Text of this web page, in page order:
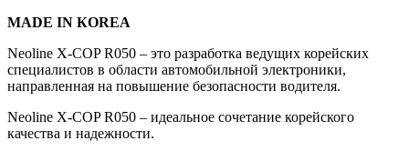
MADE IN КOREA
Neoline X-COP R050 – это разработка ведущих корейских
специалистов в области автомобильной электроники,
направленная на повышение безопасности водителя.
Neoline X-COP R050 – идеальное сочетание корейского
качества и надежности.